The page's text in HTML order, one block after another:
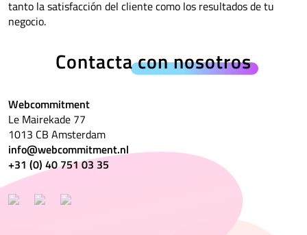
tanto la satisfacción del cliente como los resultados de tu
negocio.
Contactacon nosotros
Webcommitment
Le Mairekade 77
1013 CB Amsterdam
info@webcommitment.nl
+31 (0) 40 751 03 35